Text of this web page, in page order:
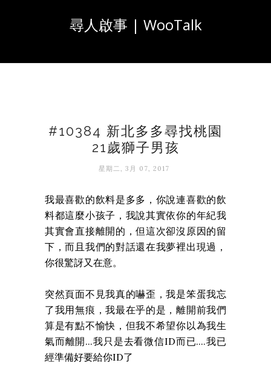
尋人啟事 | WooTalk
#10384 新北多多尋找桃園
21歲獅子男孩
星期二, 3月 07, 2017
我最喜歡的飲料是多多，你說連喜歡的飲
料都這麼小孩子，我說其實依你的年紀我
其實會直接離開的，但這次卻沒原因的留
下，而且我們的對話還在我夢裡出現過，
你很驚訝又在意。
突然頁面不見我真的嚇歪，我是笨蛋我忘
了我用無痕，我最在乎的是，離開前我們
算是有點不愉快，但我不希望你以為我生
氣而離開...我只是去看微信ID而已....我已
經準備好要給你ID了